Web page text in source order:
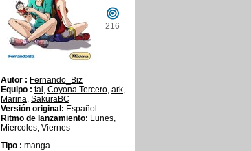
216
Autor : Fernando_Biz
Equipo : tai, Coyona Tercero, ark,
Marina, SakuraBC
Versión original: Español
Ritmo de lanzamiento: Lunes,
Miercoles, Viernes
Tipo : manga